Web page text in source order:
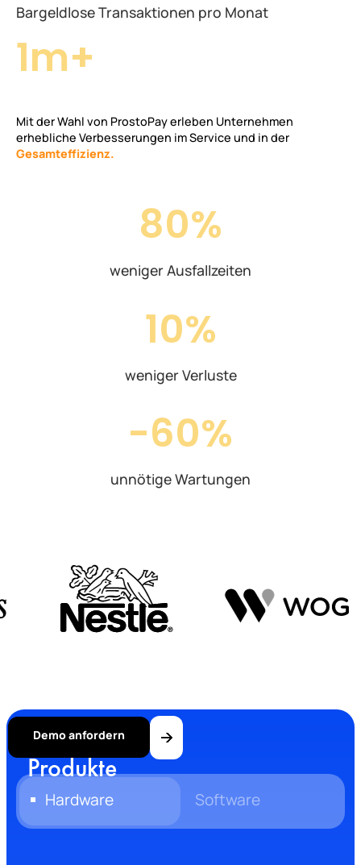
Bargeldlose Transaktionen pro Monat
1m+
Mit der Wahl von ProstoPay erleben Unternehmen
erhebliche Verbesserungen im Service und in der
Gesamteffizienz.
80%
weniger Ausfallzeiten
10%
weniger Verluste
-60%
unnötige Wartungen
Hardware Software
Produkte
Demo anfordern